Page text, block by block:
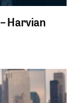
Harvian